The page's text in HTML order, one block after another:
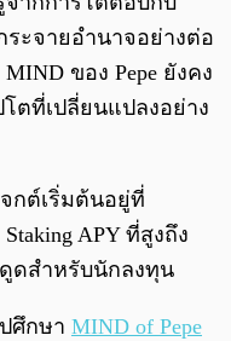
ะจายอำนาจอย่างต่อ
ของ Pepe ยังคง
ตที่เปลี่ยนแปลงอย่าง
กต์เริ่มต้นอยู่ที่
APY ที่สูงถึง
ดูดสำหรับนักลงทุน
ศึกษา MIND of Pepe